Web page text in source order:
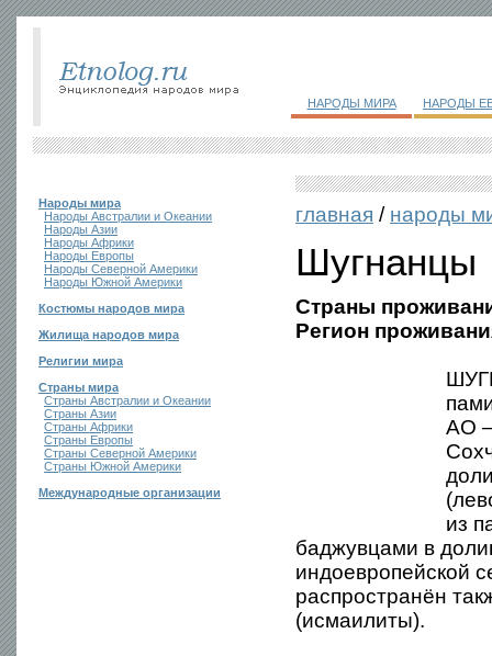
НАРОДЫ МИРА НАРОДЫ
Народы мира
Народы Австралии и Океании
Народы Азии
Народы Африки
Народы Европы
Народы Северной Америки
Народы Южной Америки
Костюмы народов мира
Жилища народов мира
Религии мира
Страны мира
Страны Австралии и Океании
Страны Азии
Страны Африки
Страны Европы
Страны Северной Америки
Страны Южной Америки
Международные организации
главная / народы
Шугнанцы
Страны
Регион
АО
из
баджувцами в
индоевропейской
распространён
(исмаилиты).